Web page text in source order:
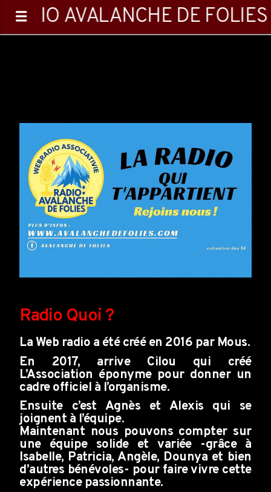
RADIO AVALANCHE DE FOLIES
Emission en cours
Playlist
AVALANCHE DE FOLIES
Radio Quoi ?
La Web radio a été créé en 2016 par Mous.
En 2017, arrive Cilou qui créé
L’Association éponyme pour donner un
cadre officiel à l’organisme.
Ensuite c’est Agnès et Alexis qui se
joignent à l’équipe.
Maintenant nous pouvons compter sur
une équipe solide et variée -grâce à
Isabelle, Patricia, Angèle, Dounya et bien
d’autres bénévoles- pour faire vivre cette
expérience passionnante.